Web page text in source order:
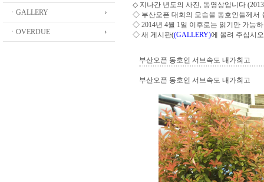
ㆍGALLERY
ㆍOVERDUE
◇ 지나간 년도의 사진, 동영상입니다
◇ 부산오픈 대회의 모습을 동호인들께서
◇ 2014년 4월 1일 이후로는 읽기만 가능
◇ 새 게시판((GALLERY)에 올려 주십시오
부산오픈 동호인 서브속도 내가최고
부산오픈 동호인 서브속도 내가최고